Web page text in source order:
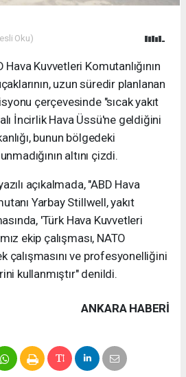
Oku)
Hava Kuvvetleri Komutanlığının
uzun süredir planlanan
çerçevesinde "sıcak yakıt
İncirlik Hava Üssü'ne geldiğini
bunun bölgedeki
altını çizdi.
açıkalmada, "ABD Hava
Yarbay Stillwell, yakıt
'Türk Hava Kuvvetleri
ekip çalışması, NATO
çalışmasını ve profesyonelliğini
kullanmıştır" denildi.
ANKARA HABERİ